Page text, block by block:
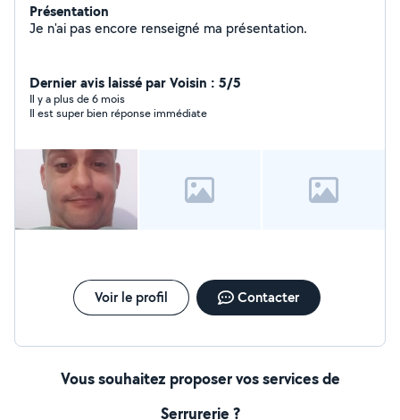
Présentation
Je n'ai pas encore renseigné ma présentation.
Dernier avis laissé par Voisin : 5/5
Il y a plus de 6 mois
Il est super bien réponse immédiate
Voir le profil Contacter
Vous souhaitez proposer vos services de
Serrurerie ?